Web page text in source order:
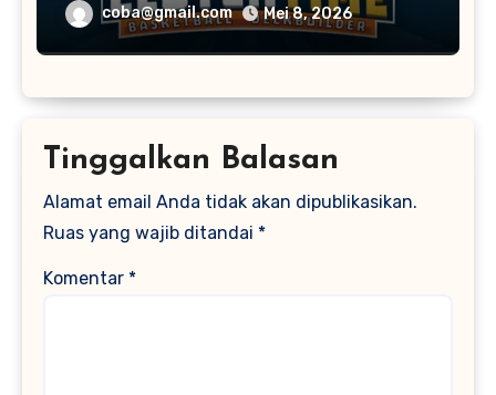
coba@gmail.com Mei 8, 2026
Tinggalkan Balasan
Alamat email Anda tidak akan dipublikasikan.
Ruas yang wajib ditandai *
Komentar *